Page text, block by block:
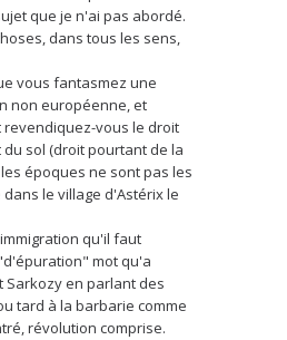
que je n'ai pas abordé.
dans tous les sens,
vous fantasmez une
non européenne, et
vous le droit
sol (droit pourtant de la
époques ne sont pas les
le village d'Astérix le
qu'il faut
mot qu'a
Sarkozy en parlant des
tard à la barbarie comme
révolution comprise.